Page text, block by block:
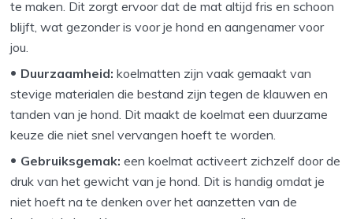
te maken. Dit zorgt ervoor dat de mat altijd fris en schoon
blijft, wat gezonder is voor je hond en aangenamer voor
jou.
Duurzaamheid:koelmatten zijn vaak gemaakt van
stevige materialen die bestand zijn tegen de klauwen en
tanden van je hond. Dit maakt de koelmat een duurzame
keuze die niet snel vervangen hoeft te worden.
Gebruiksgemak: een koelmat activeert zichzelf door de
druk van het gewicht van je hond. Dit is handig omdat je
niet hoeft na te denken over het aanzetten van de